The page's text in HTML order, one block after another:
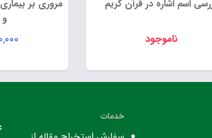
اسم اشاره در قرآن کریم
ناموجود
مروری بر
خدمات